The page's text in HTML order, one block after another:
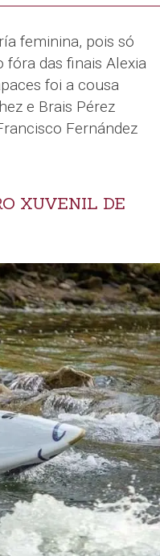
feminina, pois só
fóra das finais Alexia
foi a cousa
e Brais Pérez
Fernández
XUVENIL DE